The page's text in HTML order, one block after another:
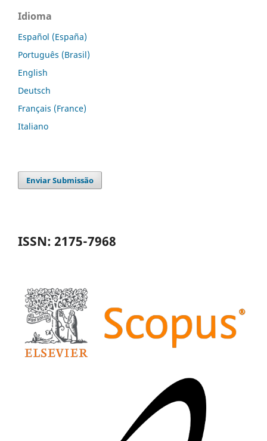
Idioma
Español (España)
Português (Brasil)
English
Deutsch
Français (France)
Italiano
Enviar Submissão
ISSN: 2175-7968